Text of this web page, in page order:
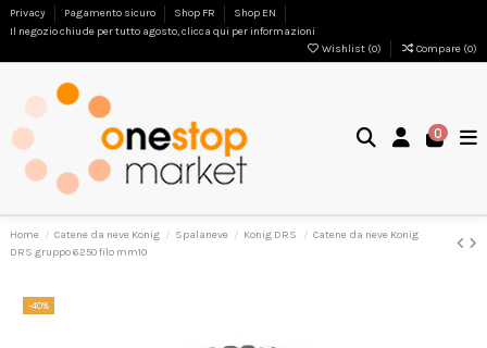
Privacy Pagamento sicuro Shop FR
Shop EN
Il negozio chiude per tutto agosto, clicca qui per informazioni
Wishlist (0) Compare (0)
0
Home Catene da neve Konig Spalaneve Konig DRS
Catene da neve Konig
DRS gruppo 6250 filo mm10
-40%